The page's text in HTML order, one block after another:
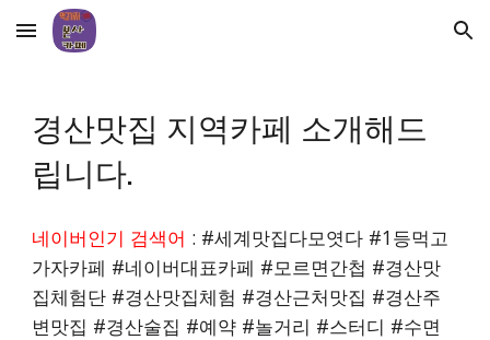
Skip to main content Skip to navigation
경산맛집 지역카페 소개해드
립니다.
네이버인기 검색어 : #세계맛집다모엿다 #1등먹고
가자카페 #네이버대표카페 #모르면간첩 #경산맛
집체험단 #경산맛집체험 #경산근처맛집 #경산주
변맛집 #경산술집 #예약 #놀거리 #스터디 #수면